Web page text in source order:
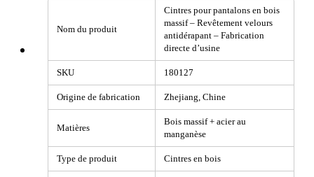
Nom du produit
Cintres pour pantalons en bois
massif – Revêtement velours
antidérapant – Fabrication
directe d’usine
SKU 180127
Origine de fabrication Zhejiang, Chine
Matières
Bois massif + acier au
manganèse
Type de produit Cintres en bois